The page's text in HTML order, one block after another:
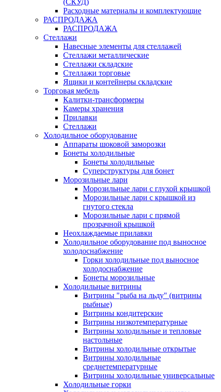
(СКУД)
Расходные материалы и комплектующие
РАСПРОДАЖА
РАСПРОДАЖА
Стеллажи
Навесные элементы для стеллажей
Стеллажи металлические
Стеллажи складские
Стеллажи торговые
Ящики и контейнеры складские
Торговая мебель
Калитки-трансформеры
Камеры хранения
Прилавки
Стеллажи
Холодильное оборудование
Аппараты шоковой заморозки
Бонеты холодильные
Бонеты холодильные
Суперструктуры для бонет
Морозильные лари
Морозильные лари с глухой крышкой
Морозильные лари с крышкой из
гнутого стекла
Морозильные лари с прямой
прозрачной крышкой
Неохлаждаемые прилавки
Холодильное оборудование под выносное
холодоснабжение
Горки холодильные под выносное
холодоснабжение
Бонеты морозильные
Холодильные витрины
Витрины "рыба на льду" (витрины
рыбные)
Витрины кондитерские
Витрины низкотемпературные
Витрины холодильные и тепловые
настольные
Витрины холодильные открытые
Витрины холодильные
среднетемпературные
Витрины холодильные универсальные
Холодильные горки